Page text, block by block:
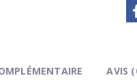
AVIS